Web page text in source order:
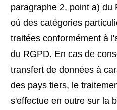
paragraphe 2, point a) du
où des catégories
traitées conformément à
du RGPD. En cas de
transfert de données à
des pays tiers, le
s'effectue en outre sur la